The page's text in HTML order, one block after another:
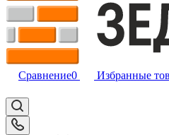
Сравнение0 Избранные